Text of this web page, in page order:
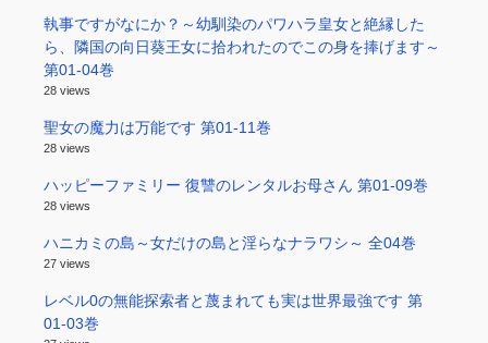
執事ですがなにか？～幼馴染のパワハラ皇女と絶縁した
ら、隣国の向日葵王女に拾われたのでこの身を捧げます～
第01-04巻
28 views
聖女の魔力は万能です 第01-11巻
28 views
ハッピーファミリー 復讐のレンタルお母さん 第01-09巻
28 views
ハニカミの島～女だけの島と淫らなナラワシ～ 全04巻
27 views
レベル0の無能探索者と蔑まれても実は世界最強です 第
01-03巻